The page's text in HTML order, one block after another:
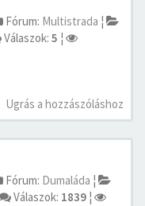
Fórum: Multistrada ¦
Válaszok: 5 ¦
Ugrás a hozzászóláshoz
Fórum: Dumaláda ¦
Válaszok: 1839 ¦